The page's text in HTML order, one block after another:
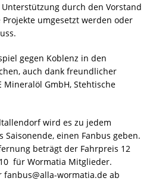
durch den Vorstand
umgesetzt werden oder
gegen Koblenz in den
auch dank freundlicher
Mineralöl GmbH, Stehtische
wird es zu jedem
Saisonende, einen Fanbus geben.
beträgt der Fahrpreis 12 
 für Wormatia Mitglieder.
fanbus@alla-wormatia.de ab